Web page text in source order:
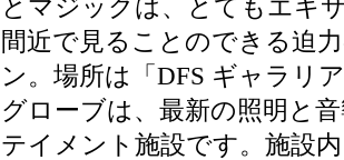
とマジックは、とてもエキ
間近で見ることのできる迫
ン。場所は「DFS ギャラリ
グローブは、最新の照明と
テイメント施設です。施設